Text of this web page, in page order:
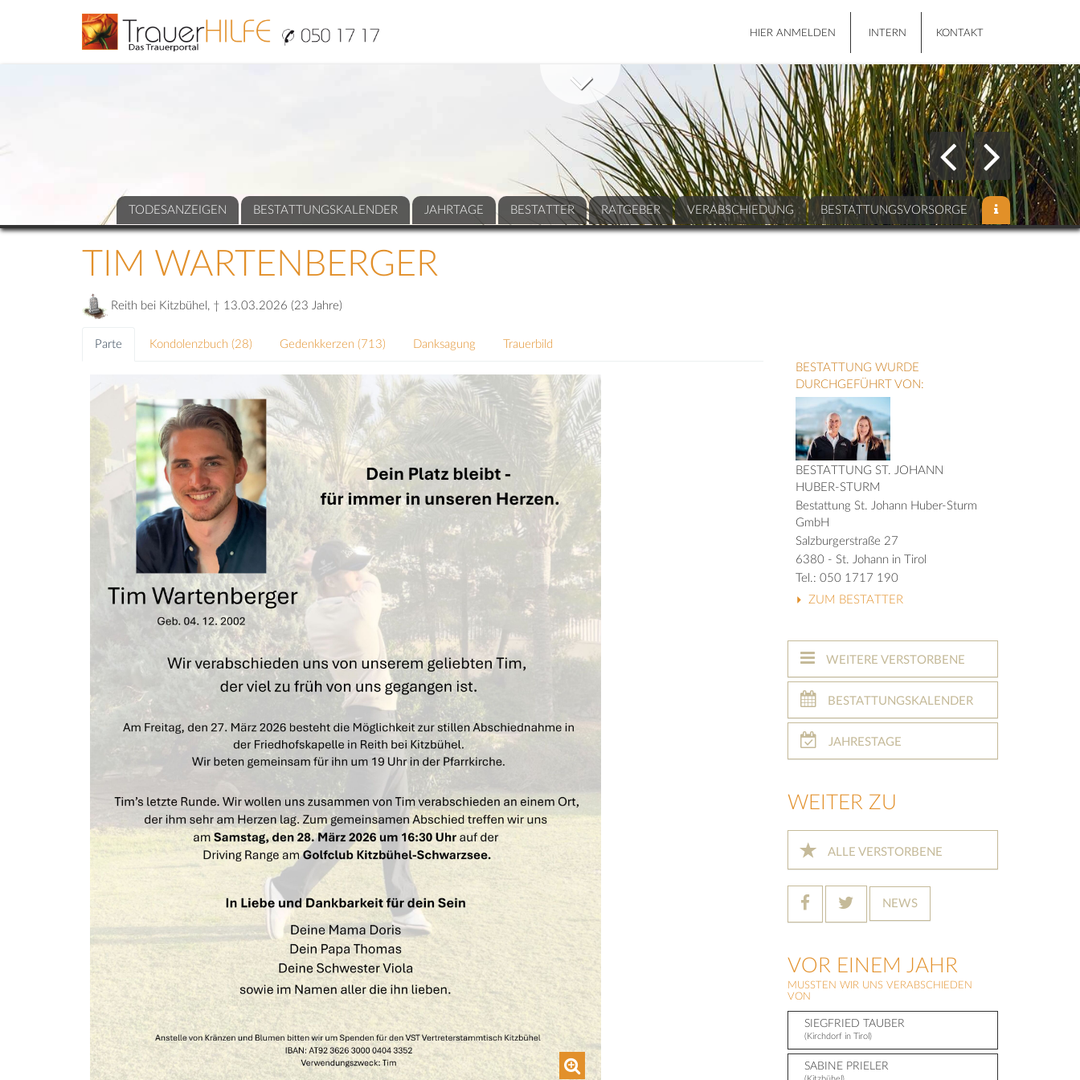
HIER ANMELDEN INTERN KONTAKT
TODESANZEIGEN BESTATTUNGSKALENDER JAHRTAGE BESTATTER RATGEBER VERABSCHIEDUNG BESTATTUNGSVORSORGE
TIM WARTENBERGER
Reith bei Kitzbühel, † 13.03.2026 (23 Jahre)
Parte Kondolenzbuch (28) Gedenkkerzen ( 713) Danksagung
Trauerbild
BESTATTUNG WURDE
DURCHGEFÜHRT VON:
BESTATTUNG ST. JOHANN
HUBER-STURM
Bestattung St. Johann Huber-Sturm
GmbH
Salzburgerstraße 27
6380 - St. Johann in Tirol
Tel.: 050 1717 190
ZUM BESTATTER
WEITERE VERSTORBENE
BESTATTUNGSKALENDER
JAHRESTAGE
WEITER ZU
ALLE VERSTORBENE
NEWS
VOR EINEM JAHR
MUSSTEN WIR UNS VERABSCHIEDEN
VON
SIEGFRIED TAUBER
(Kirchdorf in Tirol)
SABINE PRIELER